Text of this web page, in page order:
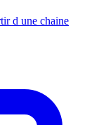
d une chaine